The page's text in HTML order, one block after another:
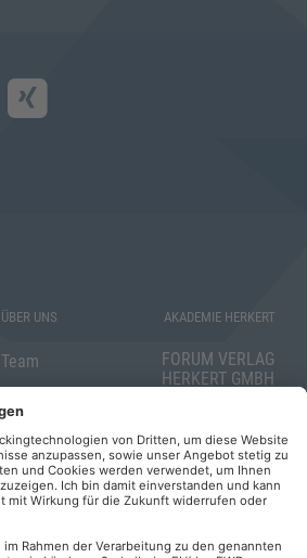
ÜBER UNS
Team
HERKERT
FORUM VERLAG
HERKERT
Kontakt
AKADEMIE HERKERT
FORUM VERLAG
HERKERT GMBH
86504 Merching
Telefon: +49
(0)8233 381-123
Telefax: +49
E-Mail: